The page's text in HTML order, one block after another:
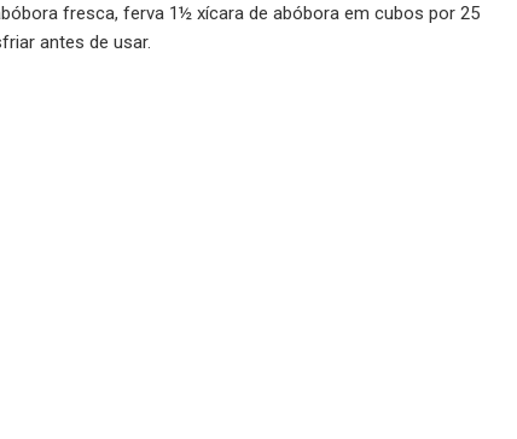
fresca, ferva 1½ xícara de abóbora em cubos por 25
antes de usar.